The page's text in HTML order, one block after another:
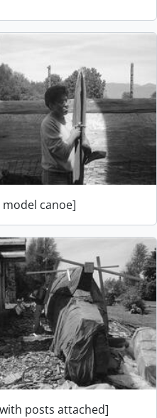
canoe]
posts attached]